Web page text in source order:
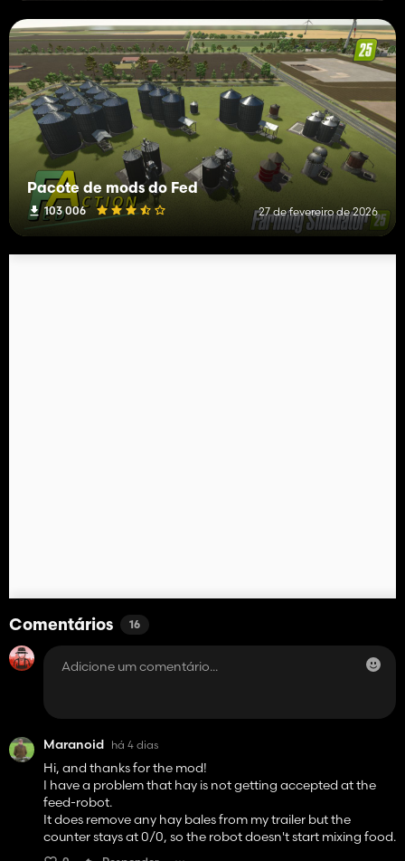
Pacote de mods do Fed
103 006 27 de fevereiro de 2026
Comentários 16
Maranoid há 4 dias
Hi, and thanks for the mod!
I have a problem that hay is not getting accepted at the
feed-robot.
It does remove any hay bales from my trailer but the
counter stays at 0/0, so the robot doesn't start mixing food.